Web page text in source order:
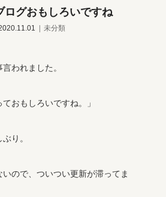
ログおもしろいですね
未分類
われました。
ておもしろいですね。」
り。
ので、ついつい更新が滞ってま